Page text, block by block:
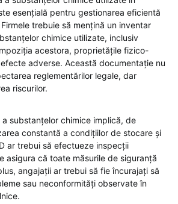
esențială pentru gestionarea eficientă
trebuie să mențină un inventar
chimice utilizate, inclusiv
acestora, proprietățile fizico-
adverse. Această documentație nu
reglementărilor legale, dar
riscurilor.
substanțelor chimice implică, de
constantă a condițiilor de stocare și
ar trebui să efectueze inspecții
asigura că toate măsurile de siguranță
angajații ar trebui să fie încurajați să
sau neconformități observate în